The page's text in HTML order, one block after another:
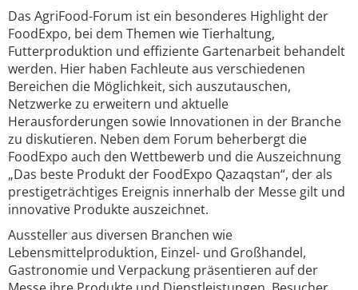
Das AgriFood-Forum ist ein besonderes Highlight der
FoodExpo, bei dem Themen wie Tierhaltung,
Futterproduktion und effiziente Gartenarbeit behandelt
werden. Hier haben Fachleute aus verschiedenen
Bereichen die Möglichkeit, sich auszutauschen,
Netzwerke zu erweitern und aktuelle
Herausforderungen sowie Innovationen in der Branche
zu diskutieren. Neben dem Forum beherbergt die
FoodExpo auch den Wettbewerb und die Auszeichnung
„Das beste Produkt der FoodExpo Qazaqstan“, der als
prestigeträchtiges Ereignis innerhalb der Messe gilt und
innovative Produkte auszeichnet.
Aussteller aus diversen Branchen wie
Lebensmittelproduktion, Einzel- und Großhandel,
Gastronomie und Verpackung präsentieren auf der